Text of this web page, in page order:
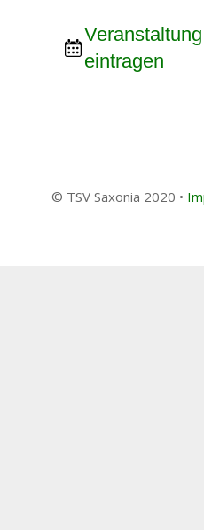
eintragen
© TSV Saxonia 2020 •